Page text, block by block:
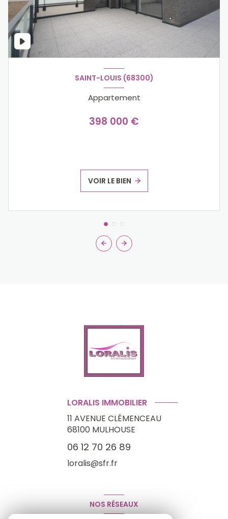
SAINT-LOUIS (68300)
Appartement
398 000 €
VOIR LE BIEN
LORALIS IMMOBILIER
11 AVENUE CLÉMENCEAU
68100 MULHOUSE
06 12 70 26 89
loralis@sfr.fr
NOS RÉSEAUX